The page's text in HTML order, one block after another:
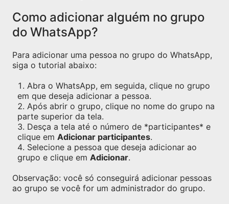
Como adicionar alguém no grupo
do WhatsApp?
Para adicionar uma pessoa no grupo do WhatsApp,
siga o tutorial abaixo:
Abra o WhatsApp, em seguida, clique no grupo
em que deseja adicionar a pessoa.
Após abrir o grupo, clique no nome do grupo na
parte superior da tela.
Desça a tela até o número de *participantes* e
clique em Adicionar participantes.
Selecione a pessoa que deseja adicionar ao
grupo e clique em Adicionar.
Observação: você só conseguirá adicionar pessoas
ao grupo se você for um administrador do grupo.